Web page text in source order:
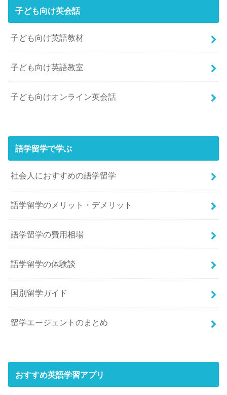
子ども向け英会話
子ども向け英語教材
子ども向け英語教室
子ども向けオンライン英会話
語学留学で学ぶ
社会人におすすめの語学留学
語学留学のメリット・デメリット
語学留学の費用相場
語学留学の体験談
国別留学ガイド
留学エージェントのまとめ
おすすめ英語学習アプリ